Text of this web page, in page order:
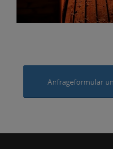
Anfrageformular